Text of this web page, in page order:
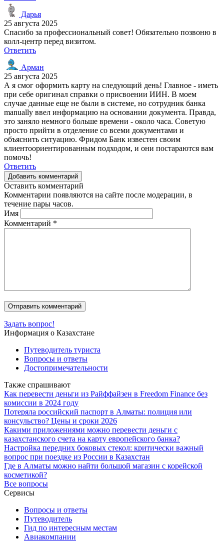
Дарья
25 августа 2025
Спасибо за профессиональный совет! Обязательно позвоню в
колл-центр перед визитом.
Ответить
Арман
25 августа 2025
А я смог оформить карту на следующий день! Главное - иметь
при себе оригинал справки о присвоении ИИН. В моем
случае данные еще не были в системе, но сотрудник банка
manually ввел информацию на основании документа. Правда,
это заняло немного больше времени - около часа. Советую
просто прийти в отделение со всеми документами и
объяснить ситуацию. Фридом Банк известен своим
клиентоориентированным подходом, и они постараются вам
помочь!
Ответить
Добавить комментарий
Оставить комментарий
Комментарии появляются на сайте после модерации, в
течение пары часов.
Имя
Комментарий *
Задать вопрос!
Информация о Казахстане
Путеводитель туриста
Вопросы и ответы
Достопримечательности
Также спрашивают
Как перевести деньги из Райффайзен в Freedom Finance без
комиссии в 2024 году
Потеряла российский паспорт в Алматы: полиция или
консульство? Цены и сроки 2026
Какими приложениями можно перевести деньги с
казахстанского счета на карту европейского банка?
Настройка передних боковых стекол: критически важный
вопрос при поездке из России в Казахстан
Где в Алматы можно найти большой магазин с корейской
косметикой?
Все вопросы
Сервисы
Вопросы и ответы
Путеводитель
Гид по интересным местам
Авиакомпании